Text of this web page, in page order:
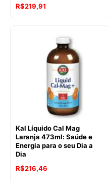
R$219,91
Kal Líquido Cal Mag
Laranja 473ml: Saúde e
Energia para o seu Dia a
Dia
R$216,46